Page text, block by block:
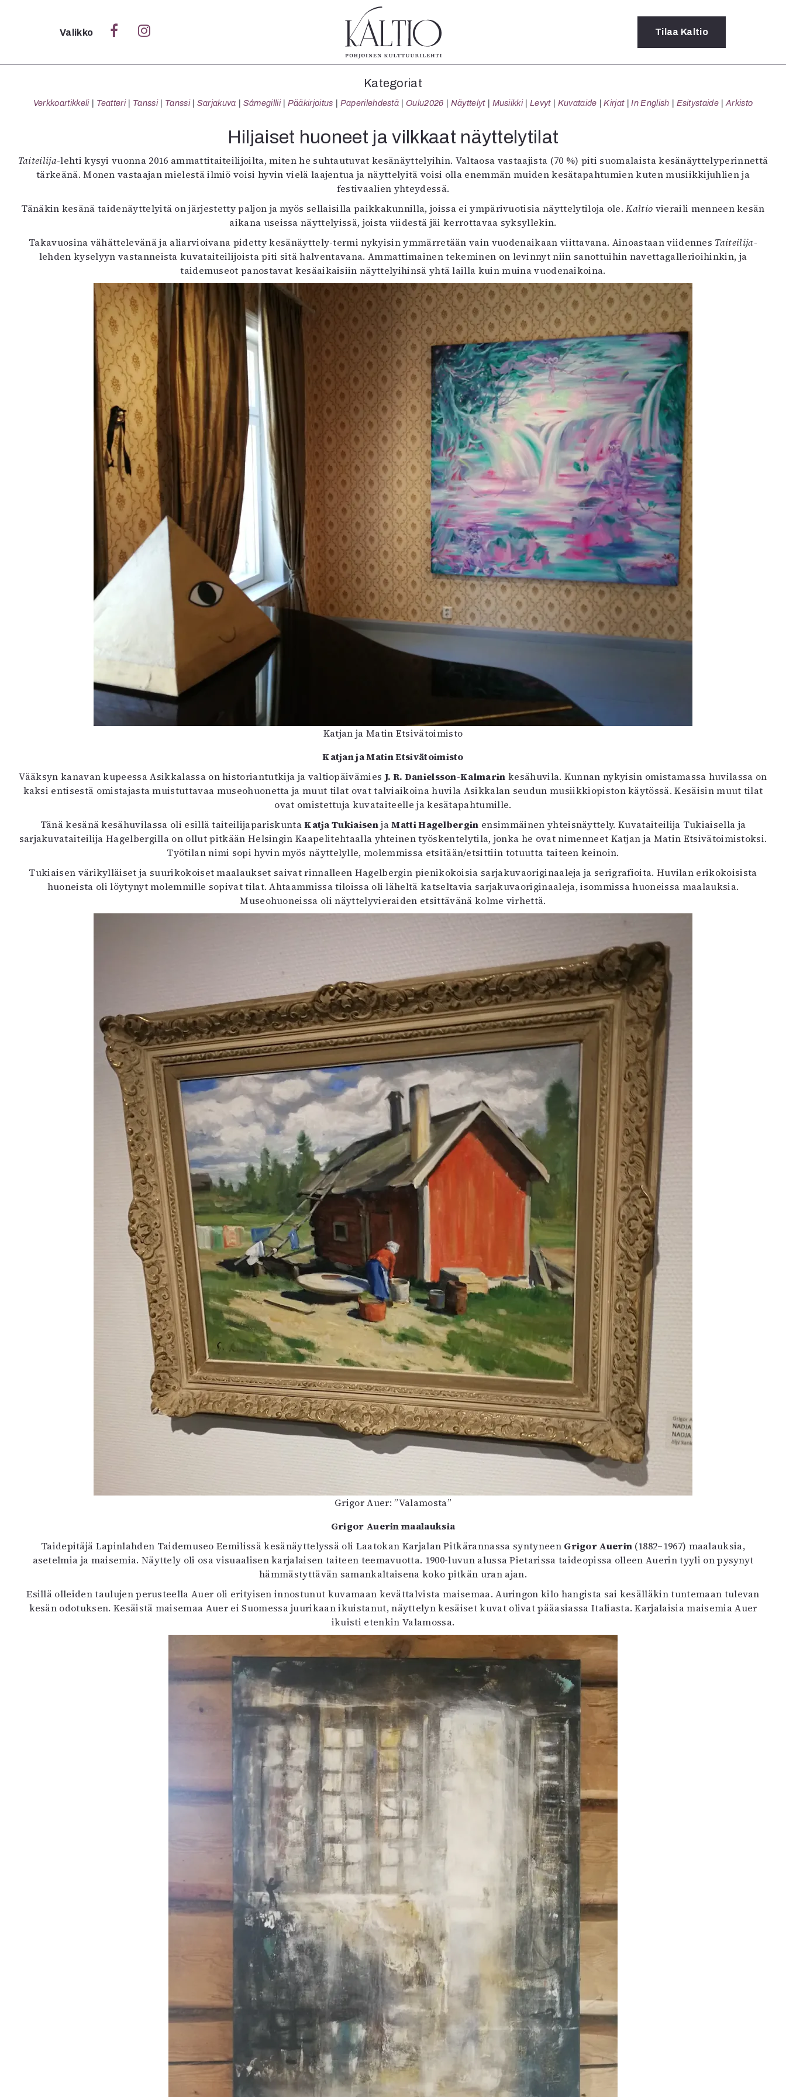
Sulje
Verkkoartikkeli
Tanssi
Tanssi
Sarjakuva
Sámegillii
Oulu2026
Näyttelyt
Musiikki
Levyt
Kuvataide
Kirjat
In English
Esitystaide
Arkisto
Lehdet
4/2026
1/2026
6/2025
5/2025 saame
5/2025
Lehtiarkisto
Tilaus ja
Yhteistyössä
Toimitus
Mediatiedot
Kaltio ry
Valikko Tilaa Kaltio
Kategoriat
Verkkoartikkeli Teatteri Tanssi Tanssi Sarjakuva Sámegillii Pääkirjoitus Paperilehdestä Oulu2026 Näyttelyt Musiikki Levyt Kuvataide Kirjat In English Esitystaide Arkisto
Hiljaiset huoneet ja vilkkaat näyttelytilat
Taiteilija-lehti kysyi vuonna 2016 ammattitaiteilijoilta, miten he suhtautuvat kesänäyttelyihin. Valtaosa vastaajista (70 %) piti suomalaista kesänäyttelyperinnettä
tärkeänä. Monen vastaajan mielestä ilmiö voisi hyvin vielä laajentua ja näyttelyitä voisi olla enemmän muiden kesätapahtumien kuten musiikkijuhlien ja
festivaalien yhteydessä.
Tänäkin kesänä taidenäyttelyitä on järjestetty paljon ja myös sellaisilla paikkakunnilla, joissa ei ympärivuotisia näyttelytiloja ole.Kaltio vieraili menneen kesän
aikana useissa näyttelyissä, joista viidestä jäi kerrottavaa syksyllekin.
Takavuosina vähättelevänä ja aliarvioivana pidetty kesänäyttely-termi nykyisin ymmärretään vain vuodenaikaan viittavana. Ainoastaan viidennes Taiteilija-
lehden kyselyyn vastanneista kuvataiteilijoista piti sitä halventavana. Ammattimainen tekeminen on levinnyt niin sanottuihin navettagallerioihinkin, ja
taidemuseot panostavat kesäaikaisiin näyttelyihinsä yhtä lailla kuin muina vuodenaikoina.
Katjan ja Matin Etsivätoimisto
Katjan ja Matin Etsivätoimisto
Vääksyn kanavan kupeessa Asikkalassa on historiantutkija ja valtiopäivämies J. R. Danielsson-Kalmarin kesähuvila. Kunnan nykyisin omistamassa huvilassa on
kaksi entisestä omistajasta muistuttavaa museohuonetta ja muut tilat ovat talviaikoina huvila Asikkalan seudun musiikkiopiston käytössä. Kesäisin muut tilat
ovat omistettuja kuvataiteelle ja kesätapahtumille.
Tänä kesänä kesähuvilassa oli esillä taiteilijapariskuntaKatja TukiaisenjaMatti Hagelbergin ensimmäinen yhteisnäyttely. Kuvataiteilija Tukiaisella ja
sarjakuvataiteilija Hagelbergilla on ollut pitkään Helsingin Kaapelitehtaalla yhteinen työskentelytila, jonka he ovat nimenneet Katjan ja Matin Etsivätoimistoksi.
Työtilan nimi sopi hyvin myös näyttelylle, molemmissa etsitään/etsittiin totuutta taiteen keinoin.
Tukiaisen värikylläiset ja suurikokoiset maalaukset saivat rinnalleen Hagelbergin pienikokoisia sarjakuvaoriginaaleja ja serigrafioita. Huvilan erikokoisista
huoneista oli löytynyt molemmille sopivat tilat. Ahtaammissa tiloissa oli läheltä katseltavia sarjakuvaoriginaaleja, isommissa huoneissa maalauksia.
Museohuoneissa oli näyttelyvieraiden etsittävänä kolme virhettä.
Grigor Auer: ”Valamosta”
Grigor Auerin maalauksia
Taidepitäjä Lapinlahden Taidemuseo Eemilissä kesänäyttelyssä oli Laatokan Karjalan Pitkärannassa syntyneen Grigor Auerin (1882–1967) maalauksia,
asetelmia ja maisemia. Näyttely oli osa visuaalisen karjalaisen taiteen teemavuotta. 1900-luvun alussa Pietarissa taideopissa olleen Auerin tyyli on pysynyt
hämmästyttävän samankaltaisena koko pitkän uran ajan.
Esillä olleiden taulujen perusteella Auer oli erityisen innostunut kuvamaan kevättalvista maisemaa. Auringon kilo hangista sai kesälläkin tuntemaan tulevan
kesän odotuksen. Kesäistä maisemaa Auer ei Suomessa juurikaan ikuistanut, näyttelyn kesäiset kuvat olivat pääasiassa Italiasta. Karjalaisia maisemia Auer
ikuisti etenkin Valamossa.